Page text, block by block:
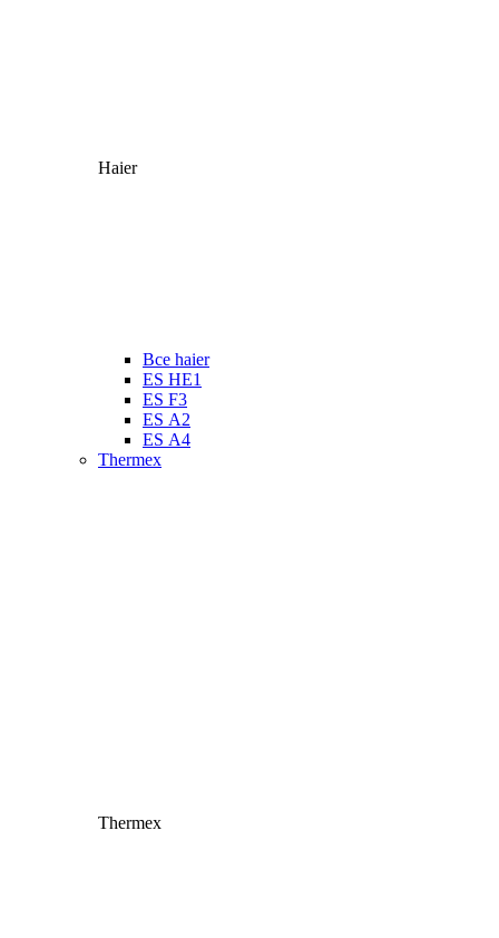
Haier
Все haier
ES HE1
ES F3
ES А2
ES А4
Thermex
Thermex